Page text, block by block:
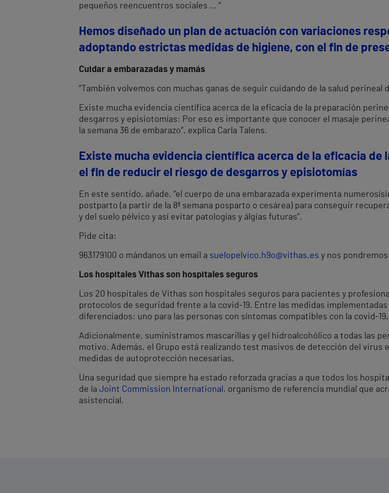
pequeños reencuentros sociales … “
Hemos diseñado un plan de actuación con variaciones
adoptando estrictas medidas de higiene, con el fin de
Cuidar a embarazadas y mamás
“También volvemos con muchas ganas de seguir cuidando de la salud perineal
Existe mucha evidencia científica acerca de la eficacia de la preparación
desgarros y episiotomías: Por eso es importante que conocer el masaje
la semana 36 de embarazo”, explica Carla Talens.
Existe mucha evidencia científica acerca de la eficacia
el fin de reducir el riesgo de desgarros y episiotomías
En este sentido, añade, “el cuerpo de una embarazada experimenta
postparto (a partir de la 8ª semana posparto o cesárea) para conseguir
y del suelo pélvico y así evitar patologías y álgias futuras”.
Pide cita:
963179100 o mándanos un email a suelopelvico.h9o@vithas.es y nos
Los hospitales Vithas son hospitales seguros
Los 20 hospitales de Vithas son hospitales seguros para pacientes y
protocolos de seguridad frente a la covid-19. Entre las medidas
diferenciados: uno para las personas con síntomas compatibles con la covid-
Adicionalmente, suministramos mascarillas y gel hidroalcohólico a todas las
motivo. Además, el Grupo está realizando test masivos de detección del virus
medidas de autoprotección necesarias.
Una seguridad que siempre ha estado reforzada gracias a que todos los
de la Joint Commission International , organismo de referencia mundial que
asistencial.